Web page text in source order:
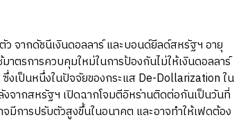
ว จากดัชนีเงินดอลลาร์ และบอนด์ยีลด์สหรัฐฯ อายุ
ตรการควบคุมใหม่ในการป้องกันไม่ให้เงินดอลลาร์
งเป็นหนึ่งในปัจจัยของกระแส De-Dollarization ใน
งจากสหรัฐฯ เปิดฉากโจมตีอิหร่านติดต่อกันเป็นวันที่
มีการปรับตัวสูงขึ้นในอนาคต และอาจทำให้เฟดต้อง